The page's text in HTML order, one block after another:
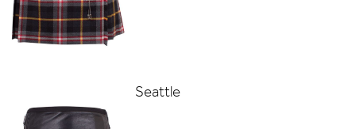
Seattle